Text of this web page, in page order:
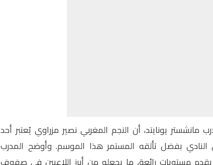
مانشستر يونايتد، أن النجم المغربي نصير مزراوي يُعتبر أحد
النادي بفضل تألقه المستمر هذا الموسم. وأوضح المدرب